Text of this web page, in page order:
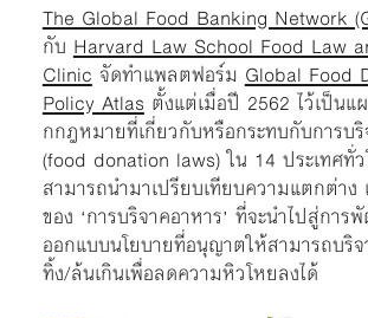
The Global Food Banking Network
กับHarvard Law School Food Law
Clinicจัดทำแพลตฟอร์มGlobal Food
Policy Atlasตั้งแต่เมื่อปี 2562 ไว้เป็นแ
กกฎหมายที่เกี่ยวกับหรือกระทบกับการบริ
(food donation laws) ใน 14 ประเทศทั่
สามารถนำมาเปรียบเทียบความแตกต่าง
ของ ‘การบริจาคอาหาร’ ที่จะนำไปสู่การ
ออกแบบนโยบายที่อนุญาตให้สามารถบริจ
ทิ้ง/ล้นเกินเพื่อลดความหิวโหยลงได้